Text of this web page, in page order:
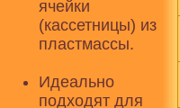
ячейки
(кассетницы) из
пластмассы.
Идеально
подходят для